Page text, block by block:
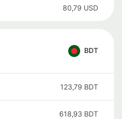
80,79 USD
BDT
123,79 BDT
618,93 BDT